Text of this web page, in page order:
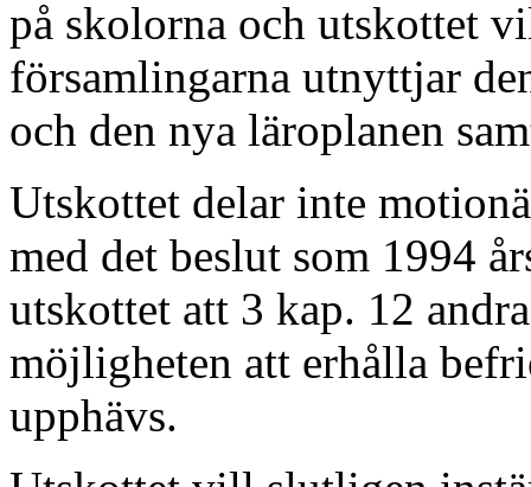
på skolorna och utskottet
församlingarna utnyttjar
och den nya läroplanen
Utskottet delar inte
med det beslut som 1994
utskottet att 3 kap. 12
möjligheten att erhålla
upphävs.